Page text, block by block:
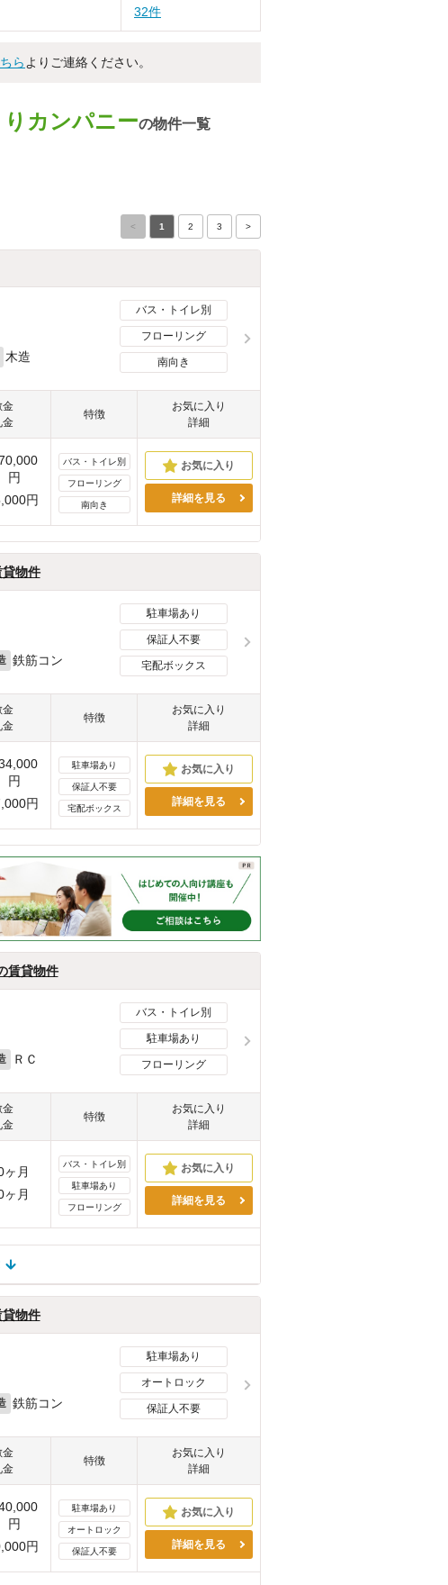
32件
ら よりご連絡ください。
カンパニーの物件一覧
< 1 2 3 >
木造
バス・トイレ別
フローリング
南向き
金
金
特徴
お気に入り
詳細
円
円
バス・トイレ別
フローリング
南向き
詳細を見る
物件
鉄筋コン
駐車場あり
保証人不要
宅配ボックス
金
金
特徴
お気に入り
詳細
円
円
駐車場あり
保証人不要
宅配ボックス
詳細を見る
賃貸物件
ＲＣ
バス・トイレ別
駐車場あり
フローリング
金
金
特徴
お気に入り
詳細
ヶ月
ヶ月
バス・トイレ別
駐車場あり
フローリング
詳細を見る
物件
鉄筋コン
駐車場あり
オートロック
保証人不要
金
金
特徴
お気に入り
詳細
円
円
駐車場あり
オートロック
保証人不要
詳細を見る